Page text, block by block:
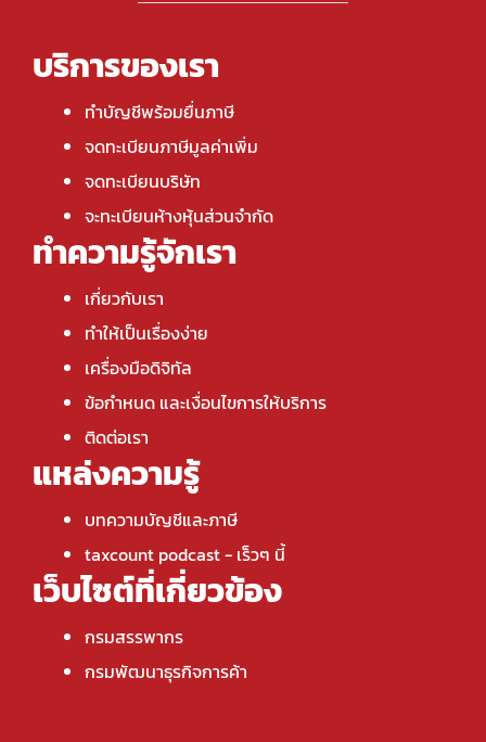
บริการของเรา
ทำบัญชีพร้อมยื่นภาษี
จดทะเบียนภาษีมูลค่าเพิ่ม
จดทะเบียนบริษัท
จะทะเบียนห้างหุ้นส่วนจำกัด
ทำความรู้จักเรา
เกี่ยวกับเรา
ทำให้เป็นเรื่องง่าย
เครื่องมือดิจิทัล
ข้อกำหนด และเงื่อนไขการให้บริการ
ติดต่อเรา
แหล่งความรู้
บทความบัญชีและภาษี
taxcount podcast- เร็วๆ นี้
เว็บไซต์ที่เกี่ยวข้อง
กรมสรรพากร
กรมพัฒนาธุรกิจการค้า